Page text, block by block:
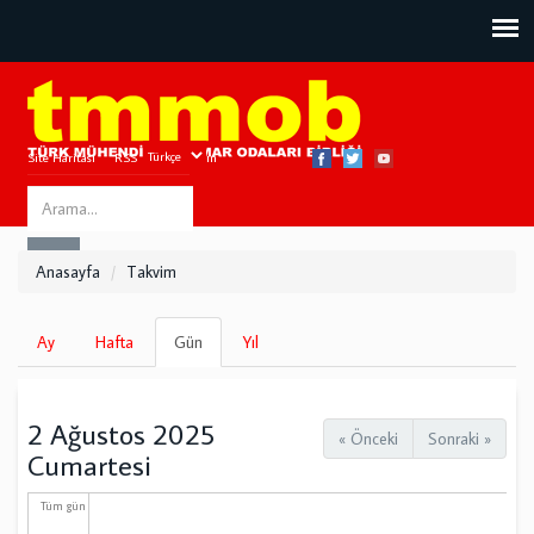
Site Haritası RSS Bize Ulaşın
Search
this
Anasayfa Takvim
Birincil
sekmeler
Ay Hafta Gün
sekme)
Yıl
« Önceki Sonraki »
2 Ağustos 2025
Cumartesi
Tüm gün